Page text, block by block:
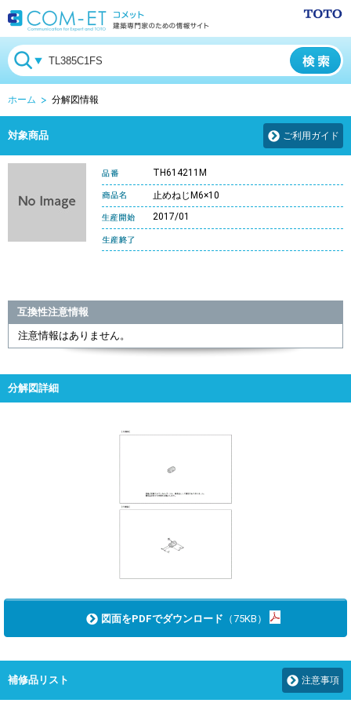
ホーム 分解図情報
対象商品 ご利用ガイド
TH614211M
止めねじM6×10
2017/01
互換性注意情報
注意情報はありません。
分解図詳細
図面をPDFでダウンロード （75KB）
補修品リスト 注意事項